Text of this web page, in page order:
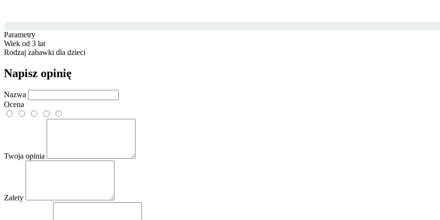
Parametry
Wiek od 3 lat
Rodzaj zabawki dla dzieci
Napisz opinię
Nazwa
Ocena
Twoja opinia
Zalety